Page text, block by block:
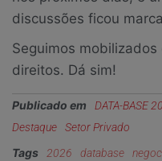
discussões ficou
Seguimos
direitos. Dá sim!
Publicado em DATA-BASE
Destaque
Setor Privado
Tags 2026 database